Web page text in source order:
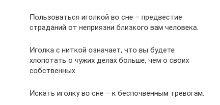
Пользоваться иголкой во сне – предвестие
страданий от неприязни близкого вам человека.
Иголка с ниткой означает, что вы будете
хлопотать о чужих делах больше, чем о своих
собственных.
Искать иголку во сне – к беспочвенным тревогам.